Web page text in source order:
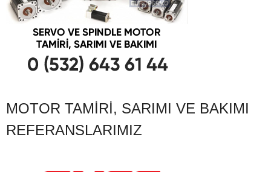
MOTOR TAMIRI, SARIMI VE BAKIMI
REFERANSLARIMIZ